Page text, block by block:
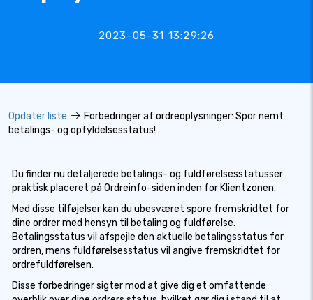
2023-05-31 13:29:26
Opdater liste
Forbedringer af ordreoplysninger: Spor nemt
betalings- og opfyldelsesstatus!
Du finder nu detaljerede betalings- og fuldførelsesstatusser
praktisk placeret på Ordreinfo-siden inden for Klientzonen.
Med disse tilføjelser kan du ubesværet spore fremskridtet for
dine ordrer med hensyn til betaling og fuldførelse.
Betalingsstatus vil afspejle den aktuelle betalingsstatus for
ordren, mens fuldførelsesstatus vil angive fremskridtet for
ordrefuldførelsen.
Disse forbedringer sigter mod at give dig et omfattende